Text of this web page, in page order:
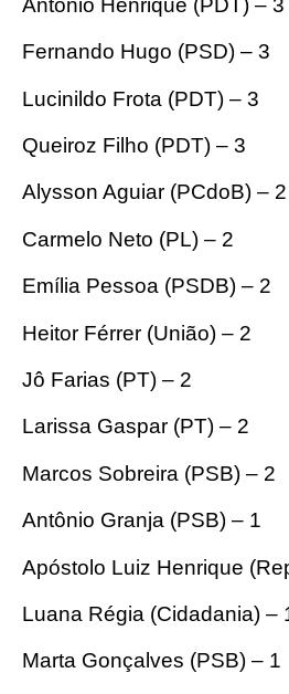
Antônio Henrique (PDT) – 3
Fernando Hugo (PSD) – 3
Lucinildo Frota (PDT) – 3
Queiroz Filho (PDT) – 3
Alysson Aguiar (PCdoB) – 2
Carmelo Neto (PL) – 2
Emília Pessoa (PSDB) – 2
Heitor Férrer (União) – 2
Jô Farias (PT) – 2
Larissa Gaspar (PT) – 2
Marcos Sobreira (PSB) – 2
Antônio Granja (PSB) – 1
Apóstolo Luiz Henrique
Luana Régia (Cidadania) –
Marta Gonçalves (PSB) – 1